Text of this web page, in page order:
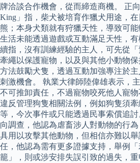
牌洽談合作機會，從而締造商機。 正
King」指，柴犬被培育作獵犬用途，
熊；本身犬類就有狩獵天性，導致可
生活未能透過遊戲或互動滿足天性，
續指，沒有訓練經驗的主人，可先從
牽繩以保護寵物，以及與其他小動物
方法鼓勵犬隻，透過互動加強專注於
刺激機會。 執業大律師陸偉雄表示，
不可推卸責任，不過寵物咬死他人寵
違反管理狗隻相關法例，例如狗隻須
等，今次事件或只能透過民事索償追
向調查，他認為虐畜涉人對動物的行
具用以攻擊其他動物，但相信亦難以
任，他認為需有更多證據支持，舉例
籠」，則或涉安排失誤引致的過失，